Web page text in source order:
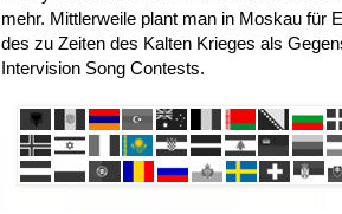
mehr. Mittlerweile plant man in Moskau für
des zu Zeiten des Kalten Krieges als
Intervision Song Contests.